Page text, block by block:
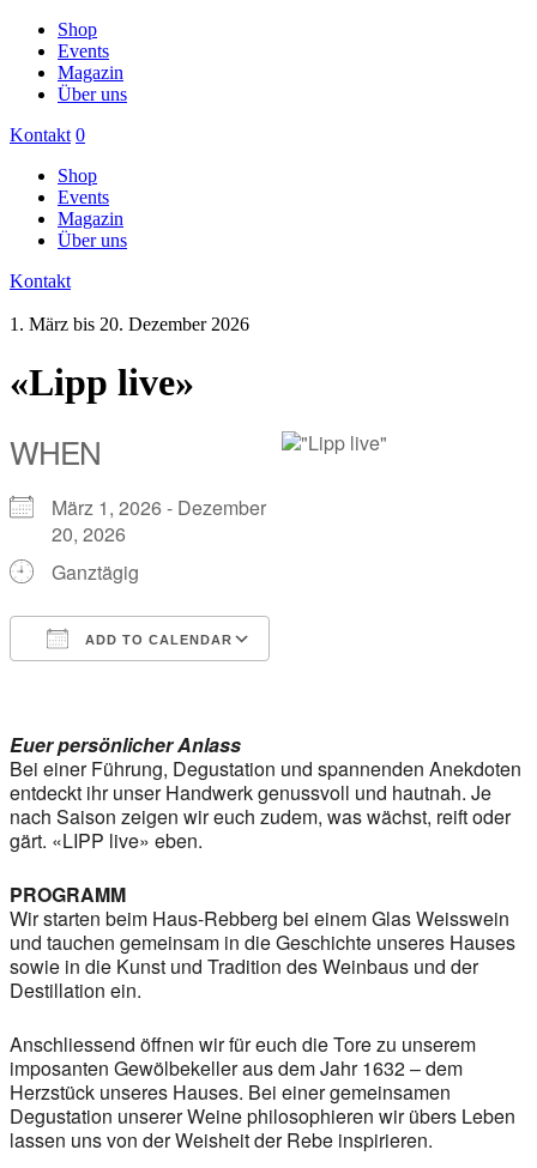
Shop
Events
Magazin
Über uns
Kontakt 0
Shop
Events
Magazin
Über uns
Kontakt
1. März bis 20. Dezember 2026
«Lipp live»
WHEN
März 1, 2026 - Dezember
20, 2026
Ganztägig
ADD TO CALENDAR
Euer persönlicher Anlass
Bei einer Führung, Degustation und spannenden Anekdoten
entdeckt ihr unser Handwerk genussvoll und hautnah. Je
nach Saison zeigen wir euch zudem, was wächst, reift oder
gärt. «LIPP live» eben.
PROGRAMM
Wir starten beim Haus-Rebberg bei einem Glas Weisswein
und tauchen gemeinsam in die Geschichte unseres Hauses
sowie in die Kunst und Tradition des Weinbaus und der
Destillation ein.
Anschliessend öffnen wir für euch die Tore zu unserem
imposanten Gewölbekeller aus dem Jahr 1632 – dem
Herzstück unseres Hauses. Bei einer gemeinsamen
Degustation unserer Weine philosophieren wir übers Leben
lassen uns von der Weisheit der Rebe inspirieren.